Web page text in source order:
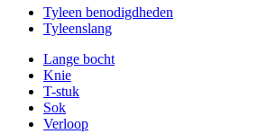
Tyleen benodigdheden
Tyleenslang
Lange bocht
Knie
T-stuk
Sok
Verloop